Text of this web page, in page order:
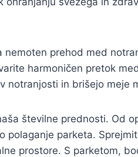
prehod med
harmoničen pretok
in brišejo meje
številne prednosti. Od
parketa.
prostore. S parketom,